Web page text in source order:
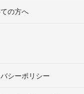
の方へ
シーポリシー